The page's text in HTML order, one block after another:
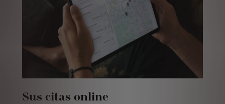
Sus citas online